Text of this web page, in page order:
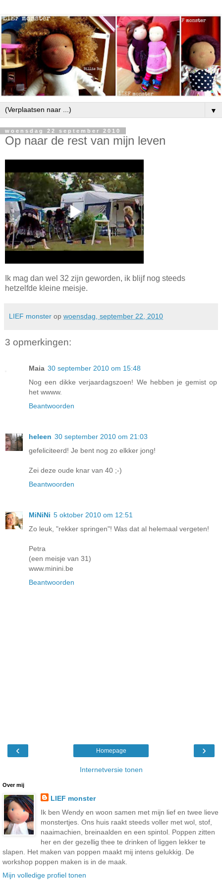
▼
woensdag 22 september 2010
Op naar de rest van mijn leven
Ik mag dan wel 32 zijn geworden, ik blijf nog steeds
hetzelfde kleine meisje.
LIEF monster op woensdag, september 22, 2010
3 opmerkingen:
Maia 30 september 2010 om 15:48
Nog een dikke verjaardagszoen! We hebben je gemist op
het wwww.
Beantwoorden
heleen 30 september 2010 om 21:03
gefeliciteerd! Je bent nog zo elkker jong!
Zei deze oude knar van 40 ;-)
Beantwoorden
MiNiNi 5 oktober 2010 om 12:51
Zo leuk, "rekker springen"! Was dat al helemaal vergeten!
Petra
(een meisje van 31)
www.minini.be
Beantwoorden
‹ ›
Homepage
Internetversie tonen
Over mij
LIEF monster
Ik ben Wendy en woon samen met mijn lief en twee lieve
monstertjes. Ons huis raakt steeds voller met wol, stof,
naaimachien, breinaalden en een spintol. Poppen zitten
her en der gezellig thee te drinken of liggen lekker te
slapen. Het maken van poppen maakt mij intens gelukkig. De
workshop poppen maken is in de maak.
Mijn volledige profiel tonen